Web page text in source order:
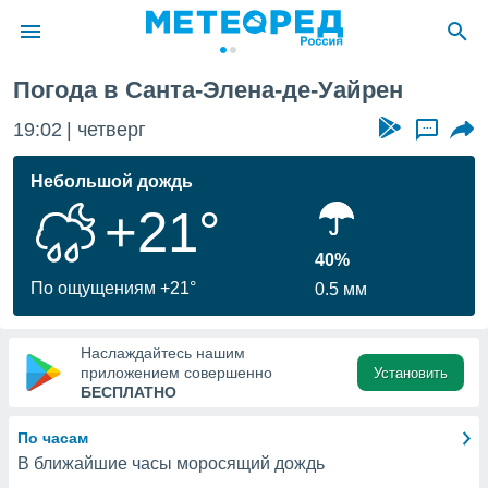
о
Вы можете
к этому
доступ
Погода в Санта-Элена-де-Уайрен
19:02 четверг ...
Небольшой дождь
+21°
По ощущениям +21°
40%
0.5 мм
Наслаждайтесь нашим
приложением совершенно
БЕСПЛАТНО
Установить
По часам
В ближайшие часы моросящий дождь